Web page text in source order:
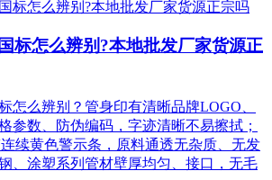
标怎么辨别?本地批发厂家货源正
怎么辨别？管身印有清晰品牌LOGO、
参数、防伪编码，字迹清晰不易擦拭；
续黄色警示条，原料通透无杂质、无发
、涂塑系列管材壁厚均匀、接口，无毛